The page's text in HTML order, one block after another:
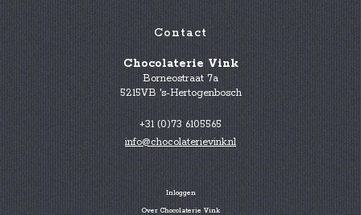
Contact
Chocolaterie Vink
Borneostraat 7a
5215VB 's-Hertogenbosch
+31 (0)73 6105565
info@chocolaterievink.nl
Inloggen
Over Chocolaterie Vink